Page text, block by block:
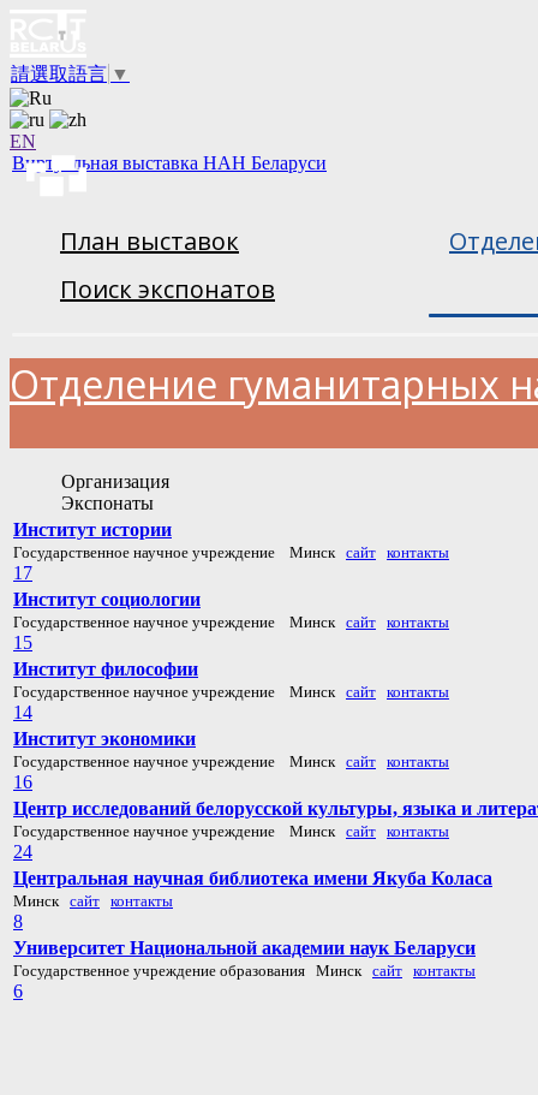
請選取語言 ▼
EN
Виртуальная выставка НАН Беларуси
План выставок
Поиск экспонатов
Отделение гуманитарных
Организация
Экспонаты
Институт истории
Государственное научное учреждение Минск сайт контакты
17
Институт социологии
Государственное научное учреждение Минск сайт контакты
15
Институт философии
Государственное научное учреждение Минск сайт контакты
14
Институт экономики
Государственное научное учреждение Минск сайт контакты
16
Центр исследований белорусской культуры, языка и
Государственное научное учреждение Минск сайт контакты
24
Центральная научная библиотека имени Якуба Коласа
Минск сайт контакты
8
Университет Национальной академии наук Беларуси
Государственное учреждение образования Минск сайт контакты
6